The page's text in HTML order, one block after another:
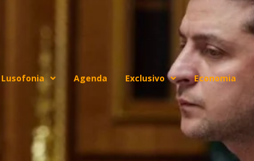
Lusofonia Agenda Exclusivo Economia